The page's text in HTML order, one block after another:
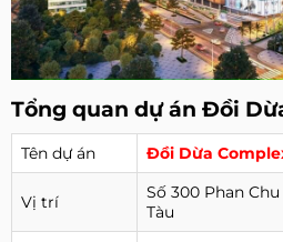
Tổng quan dự án Đồi
Tên dự án Đồi Dừa
Vị trí
Số 300 Phan
Tàu